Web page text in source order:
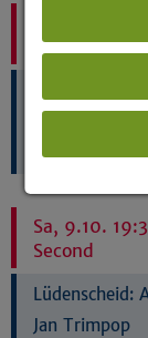
Sa, 2.10.
Second
Ev.
Sa, 9.10.
Second
Lüdenscheid:
Jan Trimpop